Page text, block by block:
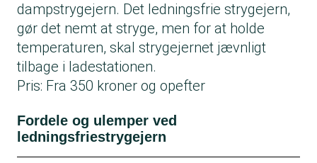
dampstrygejern. Det ledningsfrie strygejern,
gør det nemt at stryge, men for at holde
temperaturen, skal strygejernet jævnligt
tilbage i ladestationen.
Pris: Fra 350 kroner og opefter
Fordele og ulemper ved
ledningsfriestrygejern